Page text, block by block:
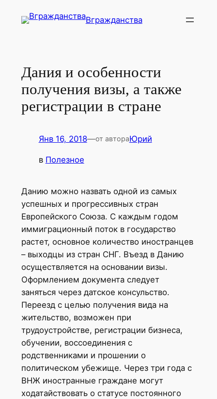
Вгражданства
Дания и особенности
получения визы, а также
регистрации в стране
Янв 16, 2018—от автораЮрий
в Полезное
Данию можно назвать одной из самых
успешных и прогрессивных стран
Европейского Союза. С каждым годом
иммиграционный поток в государство
растет, основное количество иностранцев
– выходцы из стран СНГ. Въезд в Данию
осуществляется на основании визы.
Оформлением документа следует
заняться через датское консульство.
Переезд с целью получения вида на
жительство, возможен при
трудоустройстве, регистрации бизнеса,
обучении, воссоединения с
родственниками и прошении о
политическом убежище. Через три года с
ВНЖ иностранные граждане могут
ходатайствовать о статусе постоянного